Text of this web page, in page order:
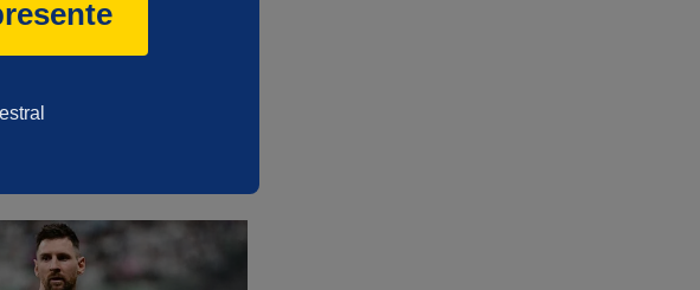
força silenciosa capaz de
pela harpa.
forte sem perder a